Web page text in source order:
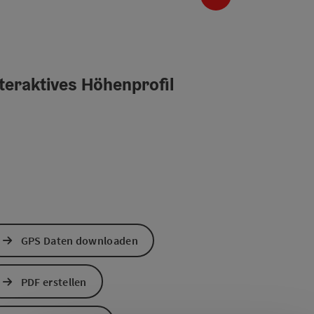
Höhenprofil
GPS Daten downloaden
PDF erstellen